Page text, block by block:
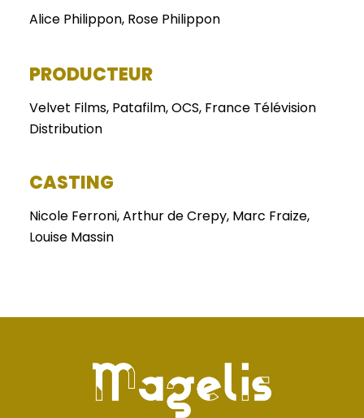
Alice Philippon, Rose Philippon
PRODUCTEUR
Velvet Films, Patafilm, OCS, France Télévision
Distribution
CASTING
Nicole Ferroni, Arthur de Crepy, Marc Fraize,
Louise Massin